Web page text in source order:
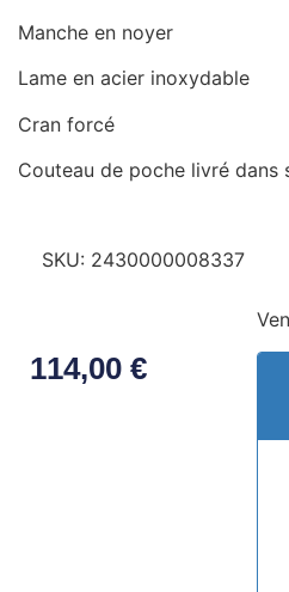
Manche en noyer
Lame en acier inoxydable
Cran forcé
Couteau de poche livré dans
SKU: 2430000008337
114,00 €